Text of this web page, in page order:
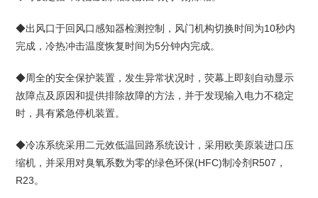
◆出风口于回风口感知器检测控制，风门机构切换时间为10秒内
完成，冷热冲击温度恢复时间为5分钟内完成。
◆周全的安全保护装置，发生异常状况时，荧幕上即刻自动显示
故障点及原因和提供排除故障的方法，并于发现输入电力不稳定
时，具有紧急停机装置。
◆冷冻系统采用二元效低温回路系统设计，采用欧美原装进口压
缩机，并采用对臭氧系数为零的绿色环保(HFC)制冷剂R507，
R23。